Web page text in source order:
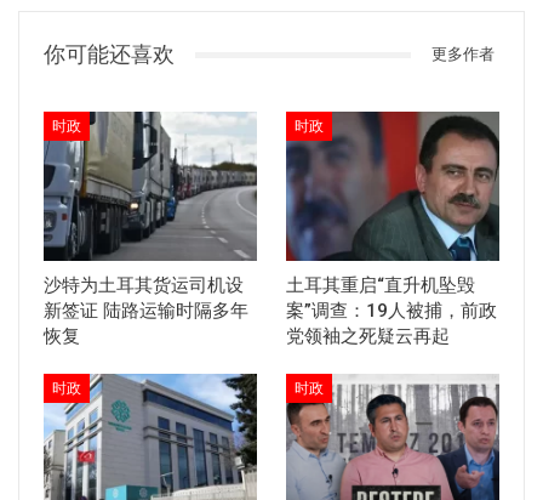
你可能还喜欢 更多作者
时政
沙特为土耳其货运司机设
新签证 陆路运输时隔多年
恢复
时政
土耳其重启“直升机坠毁
案”调查：19人被捕，前政
党领袖之死疑云再起
时政 时政